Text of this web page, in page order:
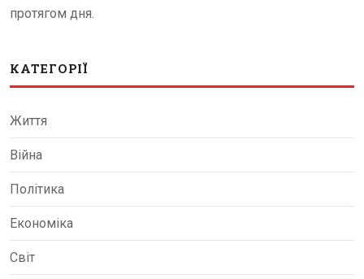
протягом дня.
КАТЕГОРІЇ
Життя
Війна
Політика
Економіка
Світ